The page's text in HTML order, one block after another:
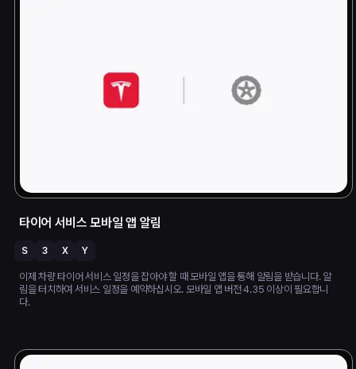
타이어 서비스 모바일 앱 알림
S 3 X Y
이제 차량 타이어 서비스 일정을 잡아야 할 때 모바일 앱을 통해 알림을 받습니다. 알
림을 터치하여 서비스 일정을 예약하십시오. 모바일 앱 버전 4.35 이상이 필요합니
다.